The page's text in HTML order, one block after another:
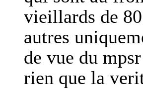
vieillards de
autres
de vue du
rien que la